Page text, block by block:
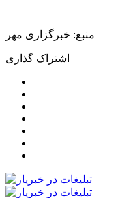
منبع: خبرگزاری مهر
اشتراک گذاری